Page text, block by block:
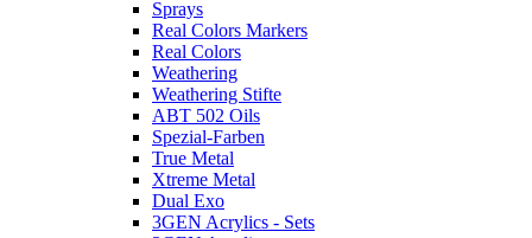
Sprays
Real Colors Markers
Real Colors
Weathering
Weathering Stifte
ABT 502 Oils
Spezial-Farben
True Metal
Xtreme Metal
Dual Exo
3GEN Acrylics - Sets